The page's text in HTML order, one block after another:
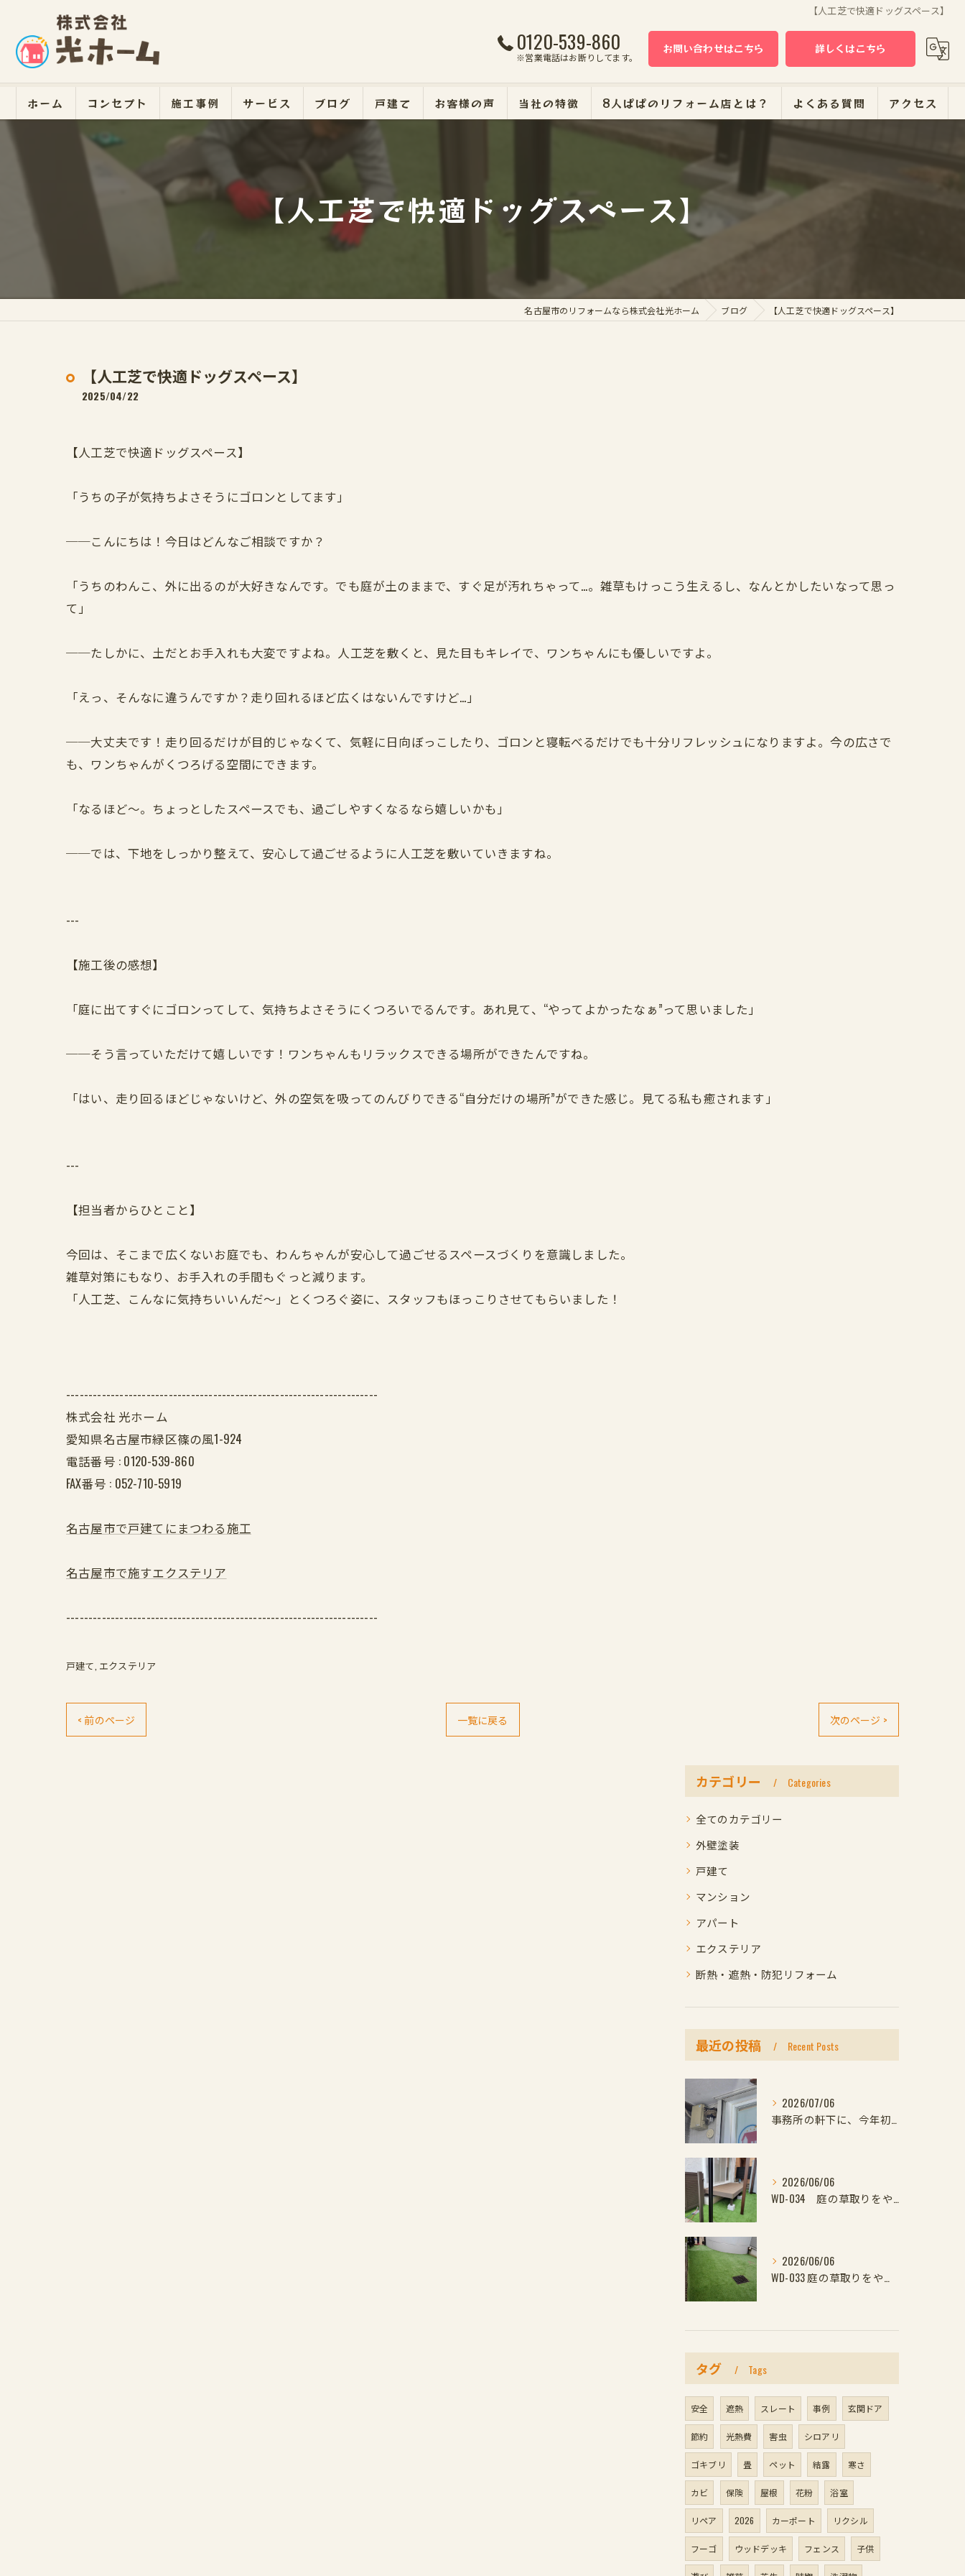
【人工芝で快適ドッグスペース】
0120-539-860
※営業電話はお断りしてます。
お問い合わせはこちら 詳しくはこちら
ホーム コンセプト 施工事例 サービス ブログ 戸建て お客様の声 当社の特徴
外壁塗装
8人ぱぱのリフォーム店とは？ よくある質問 アクセス
【人工芝で快適ドッグスペース】
名古屋市のリフォームなら株式会社光ホーム ブログ 【人工芝で快適ドッグスペース】
【人工芝で快適ドッグスペース】
2025/04/22
【人工芝で快適ドッグスペース】
「うちの子が気持ちよさそうにゴロンとしてます」
──こんにちは！今日はどんなご相談ですか？
「うちのわんこ、外に出るのが大好きなんです。でも庭が土のままで、すぐ足が汚れちゃって…。雑草もけっこう生えるし、なんとかしたいなって思っ
て」
──たしかに、土だとお手入れも大変ですよね。人工芝を敷くと、見た目もキレイで、ワンちゃんにも優しいですよ。
「えっ、そんなに違うんですか？走り回れるほど広くはないんですけど…」
──大丈夫です！走り回るだけが目的じゃなくて、気軽に日向ぼっこしたり、ゴロンと寝転べるだけでも十分リフレッシュになりますよ。今の広さで
も、ワンちゃんがくつろげる空間にできます。
「なるほど〜。ちょっとしたスペースでも、過ごしやすくなるなら嬉しいかも」
──では、下地をしっかり整えて、安心して過ごせるように人工芝を敷いていきますね。
---
【施工後の感想】
「庭に出てすぐにゴロンってして、気持ちよさそうにくつろいでるんです。あれ見て、“やってよかったなぁ”って思いました」
──そう言っていただけて嬉しいです！ワンちゃんもリラックスできる場所ができたんですね。
「はい、走り回るほどじゃないけど、外の空気を吸ってのんびりできる“自分だけの場所”ができた感じ。見てる私も癒されます」
---
【担当者からひとこと】
今回は、そこまで広くないお庭でも、わんちゃんが安心して過ごせるスペースづくりを意識しました。
雑草対策にもなり、お手入れの手間もぐっと減ります。
「人工芝、こんなに気持ちいいんだ〜」とくつろぐ姿に、スタッフもほっこりさせてもらいました！
----------------------------------------------------------------------
株式会社 光ホーム
愛知県名古屋市緑区篠の風1-924
電話番号 : 0120-539-860
FAX番号 : 052-710-5919
名古屋市で戸建てにまつわる施工
名古屋市で施すエクステリア
----------------------------------------------------------------------
戸建て エクステリア
< 前のページ 一覧に戻る 次のページ >
カテゴリー Categories
全てのカテゴリー
外壁塗装
戸建て
マンション
アパート
エクステリア
断熱・遮熱・防犯リフォーム
最近の投稿 Recent Posts
2026/07/06
事務所の軒下に、今年初めての小さなお客様
2026/06/06
WD-034 庭の草取りをやめたい方へ｜ウッドデッキと防草対策の組み合わせがおすすめ
2026/06/06
WD-033 庭の草取りをやめたい方へ｜ウッドデッキと防草対策の組み合わせがおすす
タグ Tags
安全 遮熱 スレート 事例 玄関ドア
節約 光熱費 害虫 シロアリ
ゴキブリ 畳 ペット 結露 寒さ
カビ 保険 屋根 花粉 浴室
リペア 2026 カーポート リクシル
フーゴ ウッドデッキ フェンス 子供